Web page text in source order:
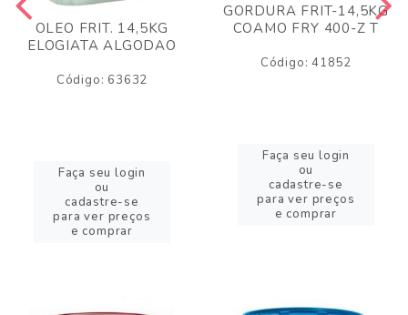
OLEO FRIT. 14,5KG
ELOGIATA ALGODAO
Código: 63632
Faça seu login
ou
cadastre-se
para ver preços
e comprar
GORDURA FRIT-14,5KG
COAMO FRY 400-Z T
Código: 41852
Faça seu login
ou
cadastre-se
para ver preços
e comprar